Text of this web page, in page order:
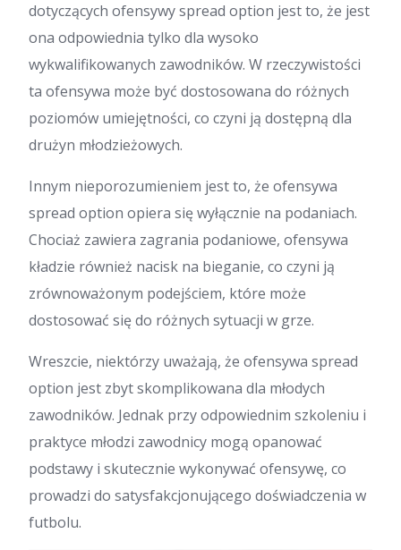
dotyczących ofensywy spread option jest to, że jest
ona odpowiednia tylko dla wysoko
wykwalifikowanych zawodników. W rzeczywistości
ta ofensywa może być dostosowana do różnych
poziomów umiejętności, co czyni ją dostępną dla
drużyn młodzieżowych.
Innym nieporozumieniem jest to, że ofensywa
spread option opiera się wyłącznie na podaniach.
Chociaż zawiera zagrania podaniowe, ofensywa
kładzie również nacisk na bieganie, co czyni ją
zrównoważonym podejściem, które może
dostosować się do różnych sytuacji w grze.
Wreszcie, niektórzy uważają, że ofensywa spread
option jest zbyt skomplikowana dla młodych
zawodników. Jednak przy odpowiednim szkoleniu i
praktyce młodzi zawodnicy mogą opanować
podstawy i skutecznie wykonywać ofensywę, co
prowadzi do satysfakcjonującego doświadczenia w
futbolu.